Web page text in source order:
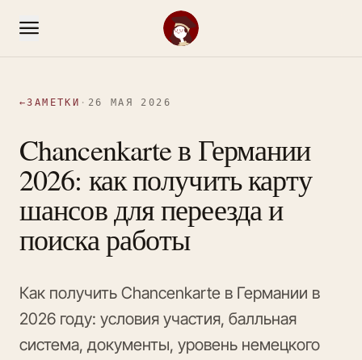
←ЗАМЕТКИ · 26 МАЯ 2026
Chancenkarte в Германии
2026: как получить карту
шансов для переезда и
поиска работы
Как получить Chancenkarte в Германии в
2026 году: условия участия, балльная
система, документы, уровень немецкого